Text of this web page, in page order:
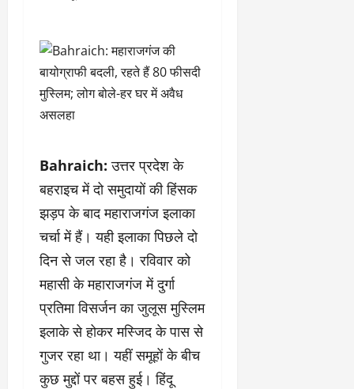
Bahraich: उत्तर प्रदेश के
बहराइच में दो समुदायों की हिंसक
झड़प के बाद महाराजगंज इलाका
चर्चा में हैं। यही इलाका पिछले दो
दिन से जल रहा है। रविवार को
महासी के महाराजगंज में दुर्गा
प्रतिमा विसर्जन का जुलूस मुस्लिम
इलाके से होकर मस्जिद के पास से
गुजर रहा था। यहीं समूहों के बीच
कुछ मुद्दों पर बहस हुई। हिंदू